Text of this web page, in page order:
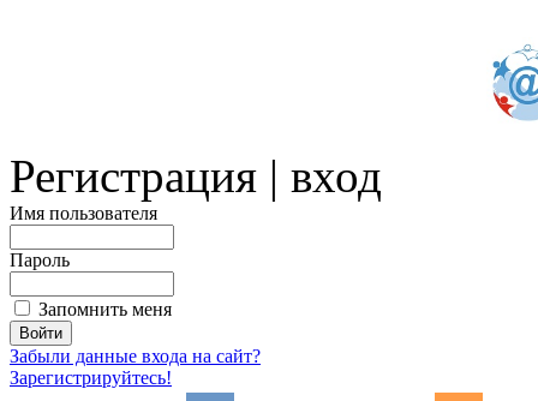
Регистрация | вход
Имя пользователя
Пароль
Запомнить меня
Забыли данные входа на сайт?
Зарегистрируйтесь!